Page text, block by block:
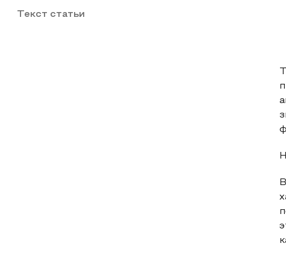
Текст статьи